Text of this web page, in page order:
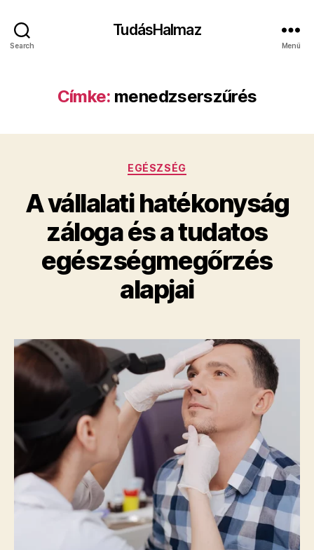
Search
TudásHalmaz
Menü
Címke: menedzserszűrés
Kategóriák
EGÉSZSÉG
A vállalati hatékonyság
záloga és a tudatos
egészségmegőrzés
alapjai